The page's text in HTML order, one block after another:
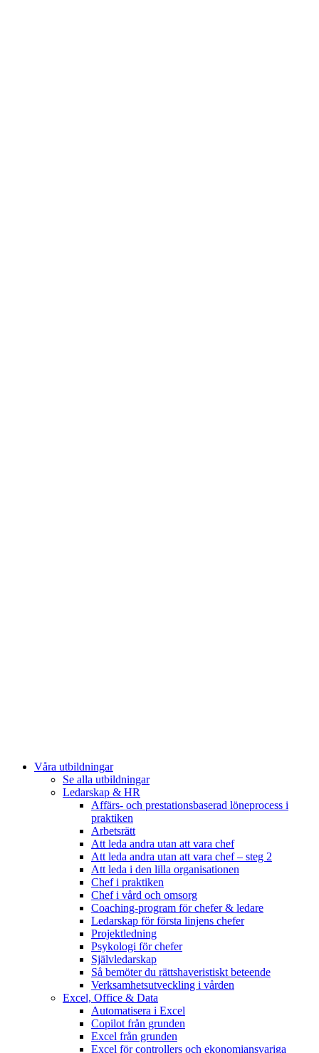
Våra utbildningar
Se alla utbildningar
Ledarskap & HR
Affärs- och prestationsbaserad löneprocess i
praktiken
Arbetsrätt
Att leda andra utan att vara chef
Att leda andra utan att vara chef – steg 2
Att leda i den lilla organisationen
Chef i praktiken
Chef i vård och omsorg
Coaching-program för chefer & ledare
Ledarskap för första linjens chefer
Projektledning
Psykologi för chefer
Självledarskap
Så bemöter du rättshaveristiskt beteende
Verksamhetsutveckling i vården
Excel, Office & Data
Automatisera i Excel
Copilot från grunden
Excel från grunden
Excel för controllers och ekonomiansvariga